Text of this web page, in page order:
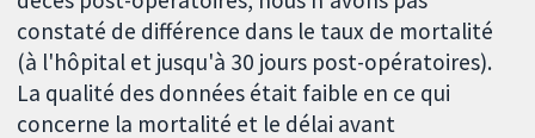
constaté de différence dans le taux de mortalité
(à l'hôpital et jusqu'à 30 jours post-opératoires).
La qualité des données était faible en ce qui
concerne la mortalité et le délai avant